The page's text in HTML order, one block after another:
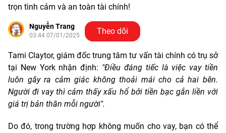
trọn tình cảm và an toàn tài chính!
Nguyễn Trang
03:44 07/01/2025 Theo dõi
Tami Claytor, giám đốc trung tâm tư vấn tài chính có trụ sở
tại New York nhận định: "Điều đáng tiếc là việc vay tiền
luôn gây ra cảm giác không thoải mái cho cả hai bên.
Người đi vay thì cảm thấy xấu hổ bởi tiền bạc gắn liền với
giá trị bản thân mỗi người".
Do đó, trong trường hợp không muốn cho vay, bạn có thể